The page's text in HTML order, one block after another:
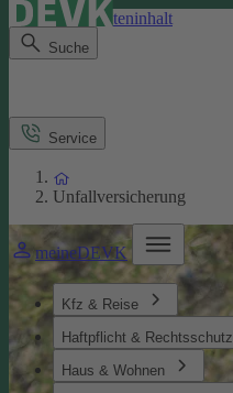
Direkt zum Seiteninhalt
Suche
meineDEVK
Kfz & Reise
Haftpflicht & Rechtsschutz
Haus & Wohnen
Service
Unfallversicherung